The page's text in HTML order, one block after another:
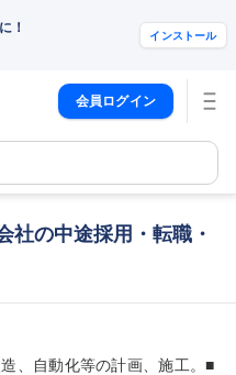
！ インストール
会員ログイン
社の中途採用・転職・
、自動化等の計画、施工。■